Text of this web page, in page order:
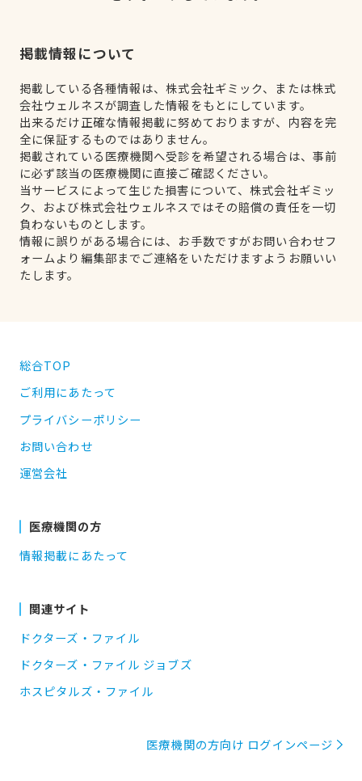
掲載情報について
掲載している各種情報は、株式会社ギミック、または株式
会社ウェルネスが調査した情報をもとにしています。
出来るだけ正確な情報掲載に努めておりますが、内容を完
全に保証するものではありません。
掲載されている医療機関へ受診を希望される場合は、事前
に必ず該当の医療機関に直接ご確認ください。
当サービスによって生じた損害について、株式会社ギミッ
ク、および株式会社ウェルネスではその賠償の責任を一切
負わないものとします。
情報に誤りがある場合には、お手数ですがお問い合わせフ
ォームより編集部までご連絡をいただけますようお願いい
たします。
総合TOP
ご利用にあたって
プライバシーポリシー
お問い合わせ
運営会社
医療機関の方
情報掲載にあたって
関連サイト
ドクターズ・ファイル
ドクターズ・ファイル ジョブズ
ホスピタルズ・ファイル
医療機関の方向け ログインページ